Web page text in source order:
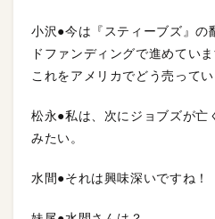
小沢●今は『スティーブズ』の
ドファンディングで進めてい
これをアメリカでどう売って
松永●私は、次にジョブズが亡
みたい。
水間●それは興味深いですね！